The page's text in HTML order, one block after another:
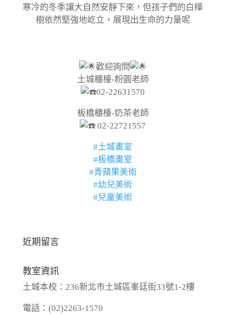
寒冷的冬季讓大自然安靜下來，但孩子們的白樺
樹依然堅強地屹立，展現出生命的力量呢
歡迎詢問
土城櫃檯-粉圓老師
02-22631570
板橋櫃檯-奶茶老師
02-22721557
#土城畫室
#板橋畫室
#青蘋果美術
#幼兒美術
#兒童美術
近期留言
教室資訊
土城本校：236新北市土城區峯廷街33號1-2樓
電話：(02)2263-1570